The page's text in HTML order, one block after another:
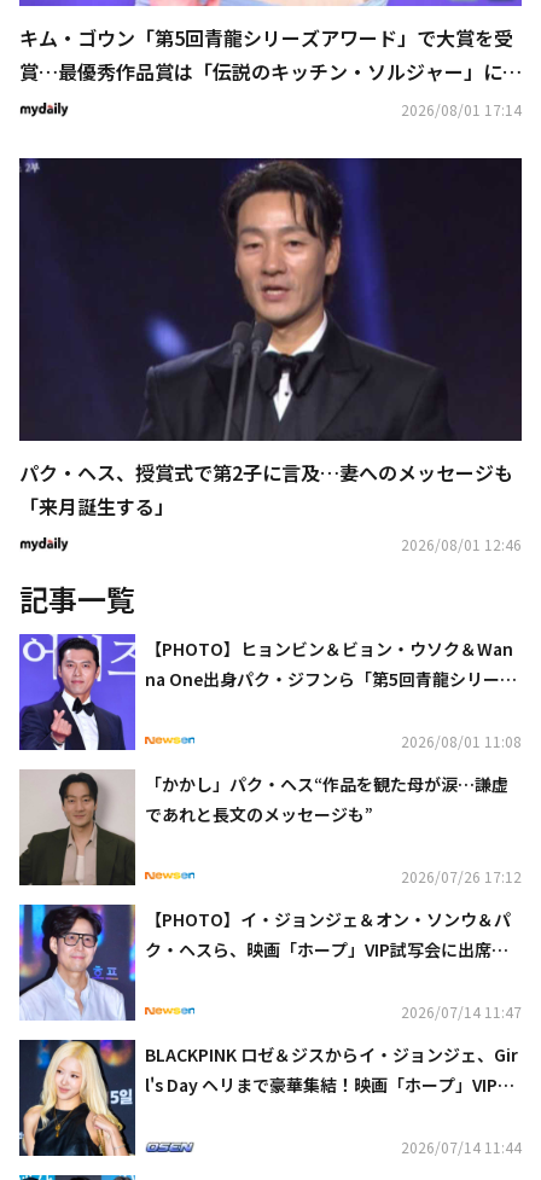
キム・ゴウン「第5回青龍シリーズアワード」で大賞を受
賞…最優秀作品賞は「伝説のキッチン・ソルジャー」に
（総合）
2026/08/01 17:14
パク・ヘス、授賞式で第2子に言及…妻へのメッセージも
「来月誕生する」
2026/08/01 12:46
記事一覧
【PHOTO】ヒョンビン＆ビョン・ウソク＆Wan
na One出身パク・ジフンら「第5回青龍シリーズ
2026/08/01 11:08
「かかし」パク・ヘス“作品を観た母が涙…謙虚
であれと長文のメッセージも”
2026/07/26 17:12
【PHOTO】イ・ジョンジェ＆オン・ソンウ＆パ
ク・ヘスら、映画「ホープ」VIP試写会に出席
2026/07/14 11:47
BLACKPINK ロゼ＆ジスからイ・ジョンジェ、Gir
l's Day ヘリまで豪華集結！映画「ホープ」VIP試
2026/07/14 11:44